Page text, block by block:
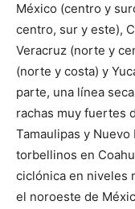
México (centro y
centro, sur y este),
Veracruz (norte y
(norte y costa) y
parte, una línea
rachas muy fuertes
Tamaulipas y
torbellinos en
ciclónica en niveles
el noroeste de